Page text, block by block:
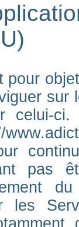
pour
celui-ci.
pas
les